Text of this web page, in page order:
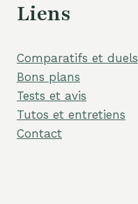
Liens
Comparatifs et duels
Bons plans
Tests et avis
Tutos et entretiens
Contact